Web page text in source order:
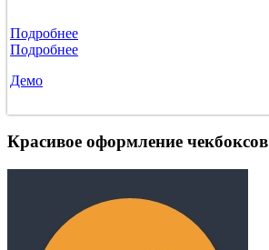
Подробнее
Подробнее
Демо
Красивое оформление чекбоксов